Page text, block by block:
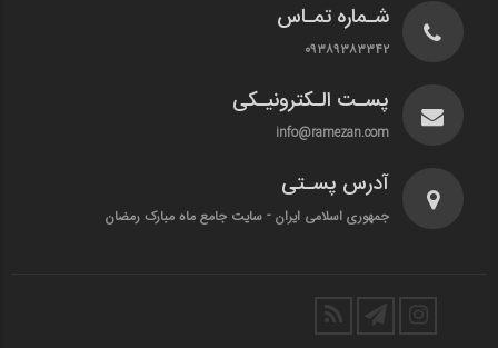
شـماره تمـاس
۰۹۳۸۹۳۸۳۳۴۲
پسـت الـکترونیـکی
info@ramezan.com
آدرس پسـتی
جمهوری اسلامی ایران - سایت جامع ماه مبارک رمضان